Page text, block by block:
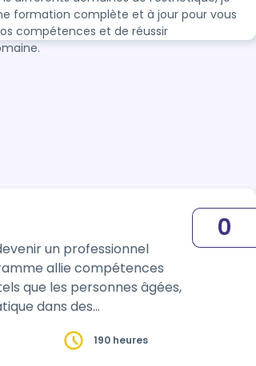
formation complète et à jour pour vous
compétences et de réussir
un professionnel
allie compétences
que les personnes âgées,
0
190 heures